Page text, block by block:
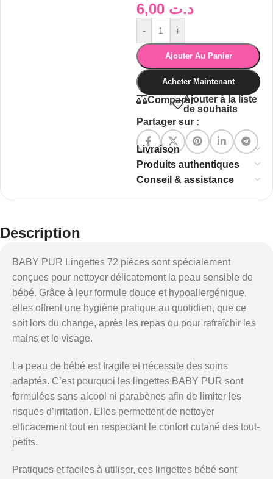
د.ت
- +
Ajouter Au Panier
Acheter Maintenant
ComparerAjouter à la liste
de souhaits
Partager sur :
Livraison
Produits authentiques
Conseil & assistance
Description
BABY PUR Lingettes 72 pièces sont spécialement
conçues pour nettoyer délicatement la peau sensible de
bébé. Grâce à leur formule douce et hypoallergénique,
elles offrent une hygiène pratique au quotidien, que ce
soit lors du change, après les repas ou pour rafraîchir les
mains et le visage.
La peau de bébé est fragile et nécessite des soins
adaptés. C’est pourquoi les lingettes BABY PUR sont
formulées sans alcool ni parabènes afin de limiter les
risques d’irritation. Elles permettent de nettoyer
efficacement tout en respectant le confort cutané des tout-
petits.
Pratiques et faciles à utiliser, ces lingettes bébé sont